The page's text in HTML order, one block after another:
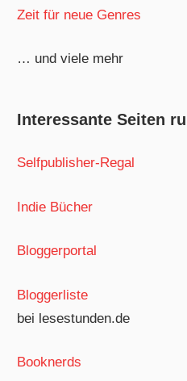
Zeit für neue Genres
… und viele mehr
Interessante Seiten
Selfpublisher-Regal
Indie Bücher
Bloggerportal
Bloggerliste
bei lesestunden.de
Booknerds